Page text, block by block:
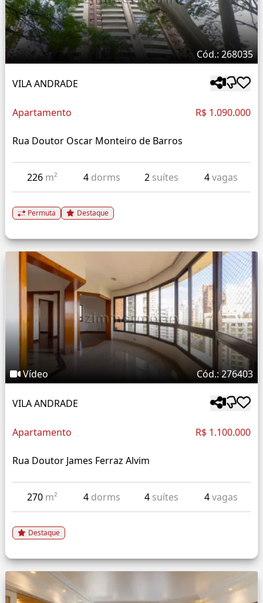
Cód.: 268035
VILA ANDRADE
Apartamento R$ 1.090.000
Rua Doutor Oscar Monteiro de Barros
226 m² 4 dorms 2 suítes 4vagas
Permuta Destaque
Vídeo Cód.: 276403
VILA ANDRADE
Apartamento R$ 1.100.000
Rua Doutor James Ferraz Alvim
270 m² 4 dorms 4 suítes 4vagas
Destaque